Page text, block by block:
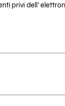
privi dell'